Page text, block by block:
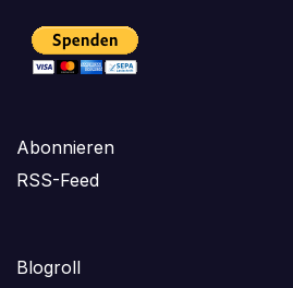
Abonnieren
RSS-Feed
Blogroll